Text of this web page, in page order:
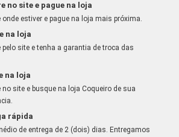
no site e pague na loja
onde estiver e pague na loja mais próxima.
na loja
pelo site e tenha a garantia de troca das
na loja
no site e busque na loja Coqueiro de sua
rápida
de entrega de 2 (dois) dias. Entregamos